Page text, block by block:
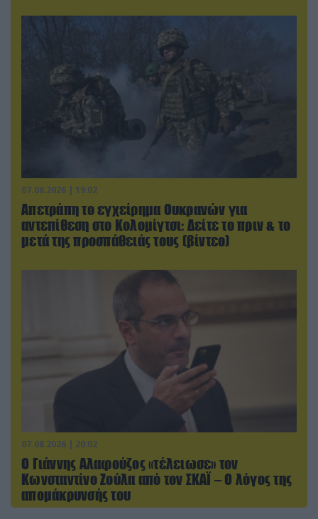
07.08.2026 | 19:02
Απετράπη το εγχείρημα Ουκρανών για
αντεπίθεση στο Κολομίγτσι: Δείτε το πριν & το
μετά της προσπάθειάς τους (βίντεο)
07.08.2026 | 20:02
Ο Γιάννης Αλαφούζος «τέλειωσε» τον
Κωνσταντίνο Ζούλα από τον ΣΚΑΪ – Ο λόγος της
απομάκρυνσής του